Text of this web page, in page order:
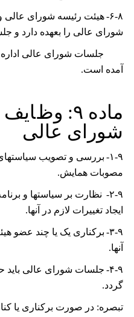
۶-۸- هیئت ﺭﺋﻴﺴﻪ ﺷﻮﺭﺍی ﻋﺎﻟﯽ
ﺷﻮﺭﺍی ﻋﺎﻟﯽ ﺭﺍ ﺑﻌﻬﺪﻩ ﺩﺍﺭﺩ و
جلسات شورای عالی اداره
آمده است.
ﻣﺎﺩﻩ
۹: ﻭﻅﺎﻳﻒ
ﺷﻮﺭﺍ ی ﻋﺎﻟﯽ
۱-۹-
ﺑﺮﺭﺳﯽ ﻭ ﺗﺼﻮﻳﺐ
ﻣﺼﻮﺑﺎﺕ ﻫﻤﺎﻳﺶ.
۲-۹-
ﻧﻈﺎﺭﺕ ﺑﺮ ﺳﻴﺎﺳﺘﻬﺎ ﻭ
ﺍﻳﺠﺎﺩ ﺗﻐﻴﻴﺮﺍﺕ ﻻﺯﻡ ﺩﺭ ﺁﻧﻬﺎ.
۳-۹- برﮐﻨﺎﺭی ﻳﮏ ﻳﺎ ﭼﻨﺪ ﻋﻀﻮ
ﺁﻧﻬﺎ.
۴-۹- ﺟﻠﺴﺎﺕ ﺷﻮﺭﺍی ﻋﺎﻟﯽ ﺑﺎﻳﺪ
ﮔﺮﺩﺩ.
ﺗﺒﺼﺮﻩ: ﺩﺭ ﺻﻮﺭﺕ ﺑﺮﮐﻨﺎﺭی ﻳﺎ